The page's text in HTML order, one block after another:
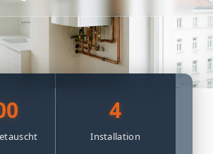
4
Installation